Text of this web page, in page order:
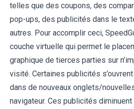
telles que des coupons, des
pop-ups, des publicités dans le
autres. Pour accomplir ceci,
couche virtuelle qui permet le
graphique de tierces parties sur
visité. Certaines publicités
dans de nouveaux onglets/
navigateur. Ces publicités diminuent